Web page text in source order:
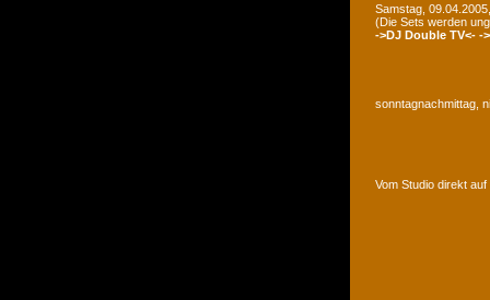
Samstag,
(Die Sets werden
->DJ Double TV<- -
sonntagnachmittag,
Vom Studio direkt